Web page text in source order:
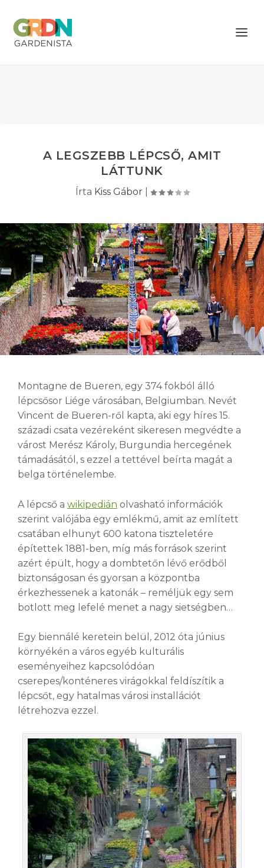
A LEGSZEBB LÉPCSŐ, AMIT
LÁTTUNK
Írta Kiss Gábor
Montagne de Bueren, egy 374 fokból álló
lépcsősor Liége városában, Belgiumban. Nevét
Vincent de Bueren-ről kapta, aki egy híres 15.
századi csata vezéreként sikeresen megvédte a
várost Merész Károly, Burgundia hercegének
támadásától, s ezzel a tettével beírta magát a
belga történelembe.
A lépcső a wikipedián olvasható információk
szerint valójába egy emlékmű, amit az említett
csatában elhunyt 600 katona tiszteletére
építettek 1881-ben, míg más források szerint
azért épült, hogy a dombtetőn lévő erődből
biztonságosan és gyorsan a központba
érkezhessenek a katonák – reméljük egy sem
botlott meg lefelé menet a nagy sietségben…
Egy biennálé keretein belül, 2012 óta június
környékén a város egyéb kulturális
eseményeihez kapcsolódóan
cserepes/konténeres virágokkal feldíszítik a
lépcsőt, egy hatalmas városi installációt
létrehozva ezzel.